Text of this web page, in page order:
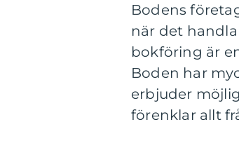
Bodens
när det
bokföring är
Boden har
erbjuder
förenklar allt